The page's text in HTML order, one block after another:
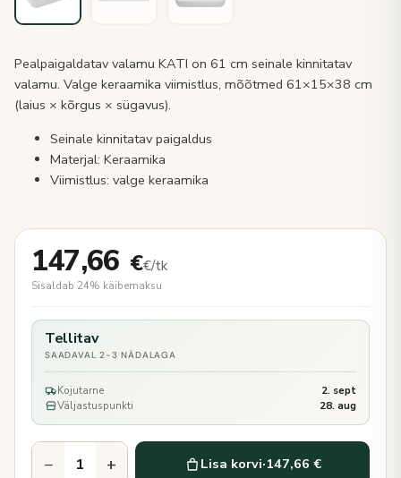
Pealpaigaldatav valamu KATI on 61 cm seinale kinnitatav
valamu. Valge keraamika viimistlus, mõõtmed 61×15×38 cm
(laius × kõrgus × sügavus).
Seinale kinnitatav paigaldus
Materjal: Keraamika
Viimistlus: valge keraamika
147,66 €€/tk
Sisaldab 24% käibemaksu
Tellitav
SAADAVAL 2-3 NÄDALAGA
Kojutarne
2. sept
Väljastuspunkti
28. aug
− + Lisa korvi·147,66 €